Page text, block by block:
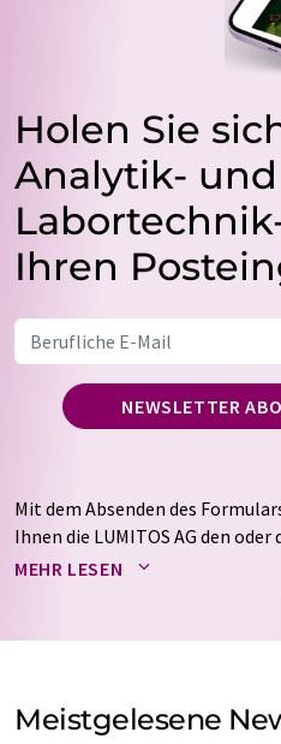
Holen Sie
Analytik- und
Ihren
NEWSLETTER
Mit dem Absenden des
Ihnen die LUMITOS AG den
Newsletter per E-Mail zusendet.
auf Basis unserer
Meinungsforschung per E-Mail
Einwilligung können Sie
MEHR LESEN
Meistgelesene